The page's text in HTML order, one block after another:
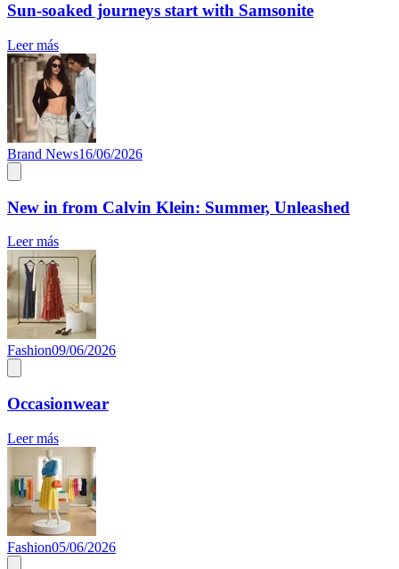
Sun-soaked journeys start with Samsonite
Leer más
Brand News16/06/2026
New in from Calvin Klein: Summer, Unleashed
Leer más
Fashion09/06/2026
Occasionwear
Leer más
Fashion05/06/2026